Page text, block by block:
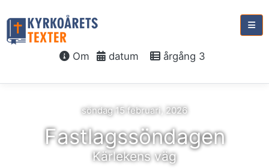
Om datum årgång 3
söndag 15 februari, 2026
Fastlagssöndagen
Kärlekens väg